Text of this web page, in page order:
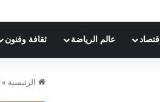
إقتصاد عالم الرياضة ثقافة وفنون
الرئيسية »